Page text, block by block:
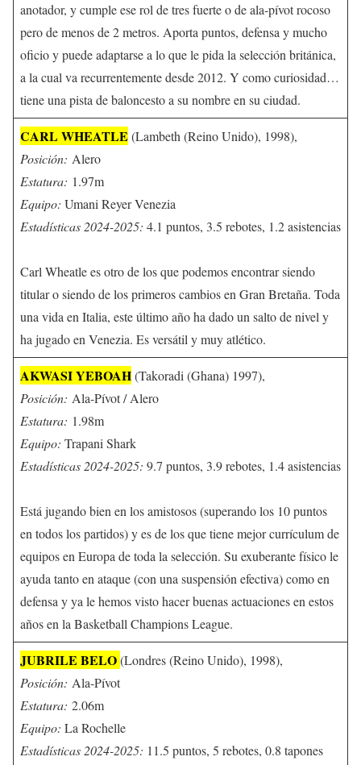
anotador, y cumple ese rol de tres fuerte o de ala-pívot rocoso
pero de menos de 2 metros. Aporta puntos, defensa y mucho
oficio y puede adaptarse a lo que le pida la selección británica,
a la cual va recurrentemente desde 2012. Y como curiosidad…
tiene una pista de baloncesto a su nombre en su ciudad.
CARL WHEATLE (Lambeth (Reino Unido), 1998),
Posición: Alero
Estatura: 1.97m
Equipo: Umani Reyer Venezia
Estadísticas 2024-2025: 4.1 puntos, 3.5 rebotes, 1.2 asistencias
Carl Wheatle es otro de los que podemos encontrar siendo
titular o siendo de los primeros cambios en Gran Bretaña. Toda
una vida en Italia, este último año ha dado un salto de nivel y
ha jugado en Venezia. Es versátil y muy atlético.
AKWASI YEBOAH(Takoradi (Ghana) 1997),
Posición: Ala-Pívot / Alero
Estatura: 1.98m
Equipo: Trapani Shark
Estadísticas 2024-2025: 9.7 puntos, 3.9 rebotes, 1.4 asistencias
Está jugando bien en los amistosos (superando los 10 puntos
en todos los partidos) y es de los que tiene mejor currículum de
equipos en Europa de toda la selección. Su exuberante físico le
ayuda tanto en ataque (con una suspensión efectiva) como en
defensa y ya le hemos visto hacer buenas actuaciones en estos
años en la Basketball Champions League.
JUBRILE BELO(Londres (Reino Unido), 1998),
Posición: Ala-Pívot
Estatura: 2.06m
Equipo: La Rochelle
Estadísticas 2024-2025: 11.5 puntos, 5 rebotes, 0.8 tapones